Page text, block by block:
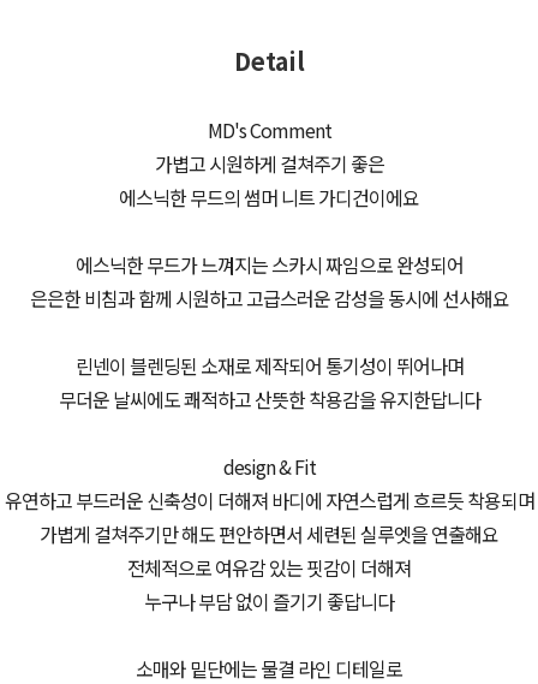
Detail
MD's Comment
가볍고 시원하게 걸쳐주기 좋은
에스닉한 무드의 썸머 니트 가디건이에요
에스닉한 무드가 느껴지는 스카시 짜임으로 완성되어
은은한 비침과 함께 시원하고 고급스러운 감성을 동시에 선사해요
린넨이 블렌딩된 소재로 제작되어 통기성이 뛰어나며
무더운 날씨에도 쾌적하고 산뜻한 착용감을 유지한답니다
design & Fit
유연하고 부드러운 신축성이 더해져 바디에 자연스럽게 흐르듯 착용되며
가볍게 걸쳐주기만 해도 편안하면서 세련된 실루엣을 연출해요
전체적으로 여유감 있는 핏감이 더해져
누구나 부담 없이 즐기기 좋답니다
소매와 밑단에는 물결 라인 디테일로